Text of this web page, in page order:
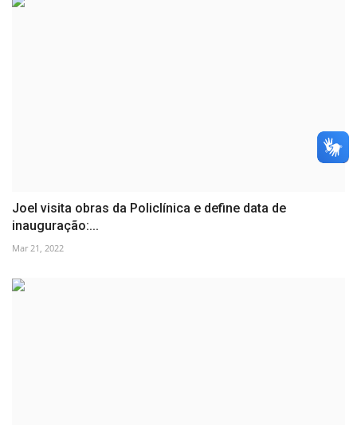
Joel visita obras da Policlínica e define data de
inauguração:...
Mar 21, 2022